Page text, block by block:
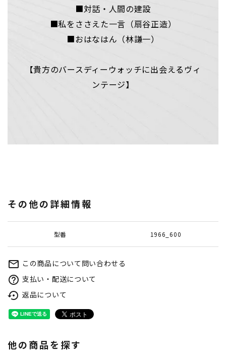
■対話・人間の建設
■私をささえた一言（扇谷正造）
■おはなはん（林謙一）
【貴方のバースディーウォッチに出会えるヴィ
ンテージ】
その他の詳細情報
型番 1966_600
mail_outline この商品について問い合わせる
help_outline 支払い・配送について
settings_backup_restore 返品について
他の商品を探す